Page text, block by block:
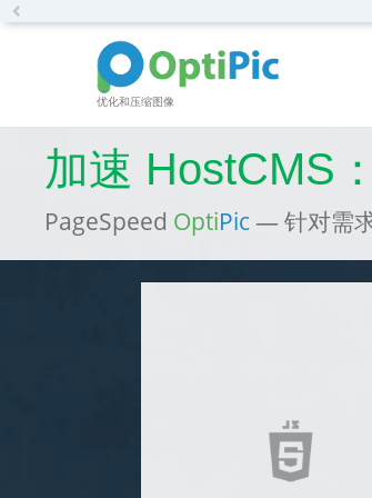
优化和压缩图像
加速 HostCMS
PageSpeed OptiPic — 针对需